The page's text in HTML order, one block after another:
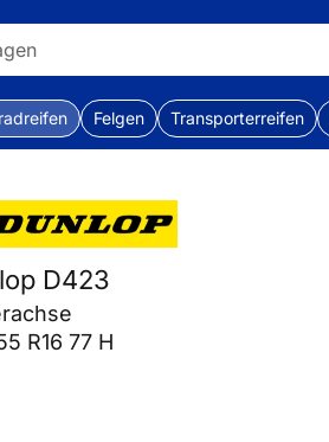
Felgen Transporterreifen
D423
R16 77 H